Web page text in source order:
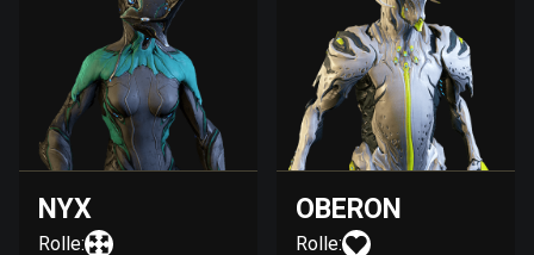
NYX
Rolle:
OBERON
Rolle: